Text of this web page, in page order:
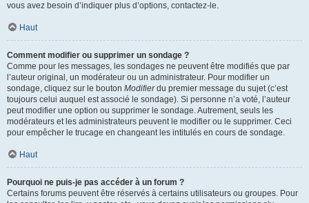
vous avez besoin d’indiquer plus d’options, contactez-le.
Haut
Comment modifier ou supprimer un sondage ?
Comme pour les messages, les sondages ne peuvent être modifiés que par
l’auteur original, un modérateur ou un administrateur. Pour modifier un
sondage, cliquez sur le bouton Modifierdu premier message du sujet (c’est
toujours celui auquel est associé le sondage). Si personne n’a voté, l’auteur
peut modifier une option ou supprimer le sondage. Autrement, seuls les
modérateurs et les administrateurs peuvent le modifier ou le supprimer. Ceci
pour empêcher le trucage en changeant les intitulés en cours de sondage.
Haut
Pourquoi ne puis-je pas accéder à un forum ?
Certains forums peuvent être réservés à certains utilisateurs ou groupes. Pour